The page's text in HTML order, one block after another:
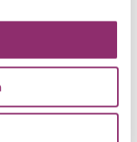
plezier zondag
€5